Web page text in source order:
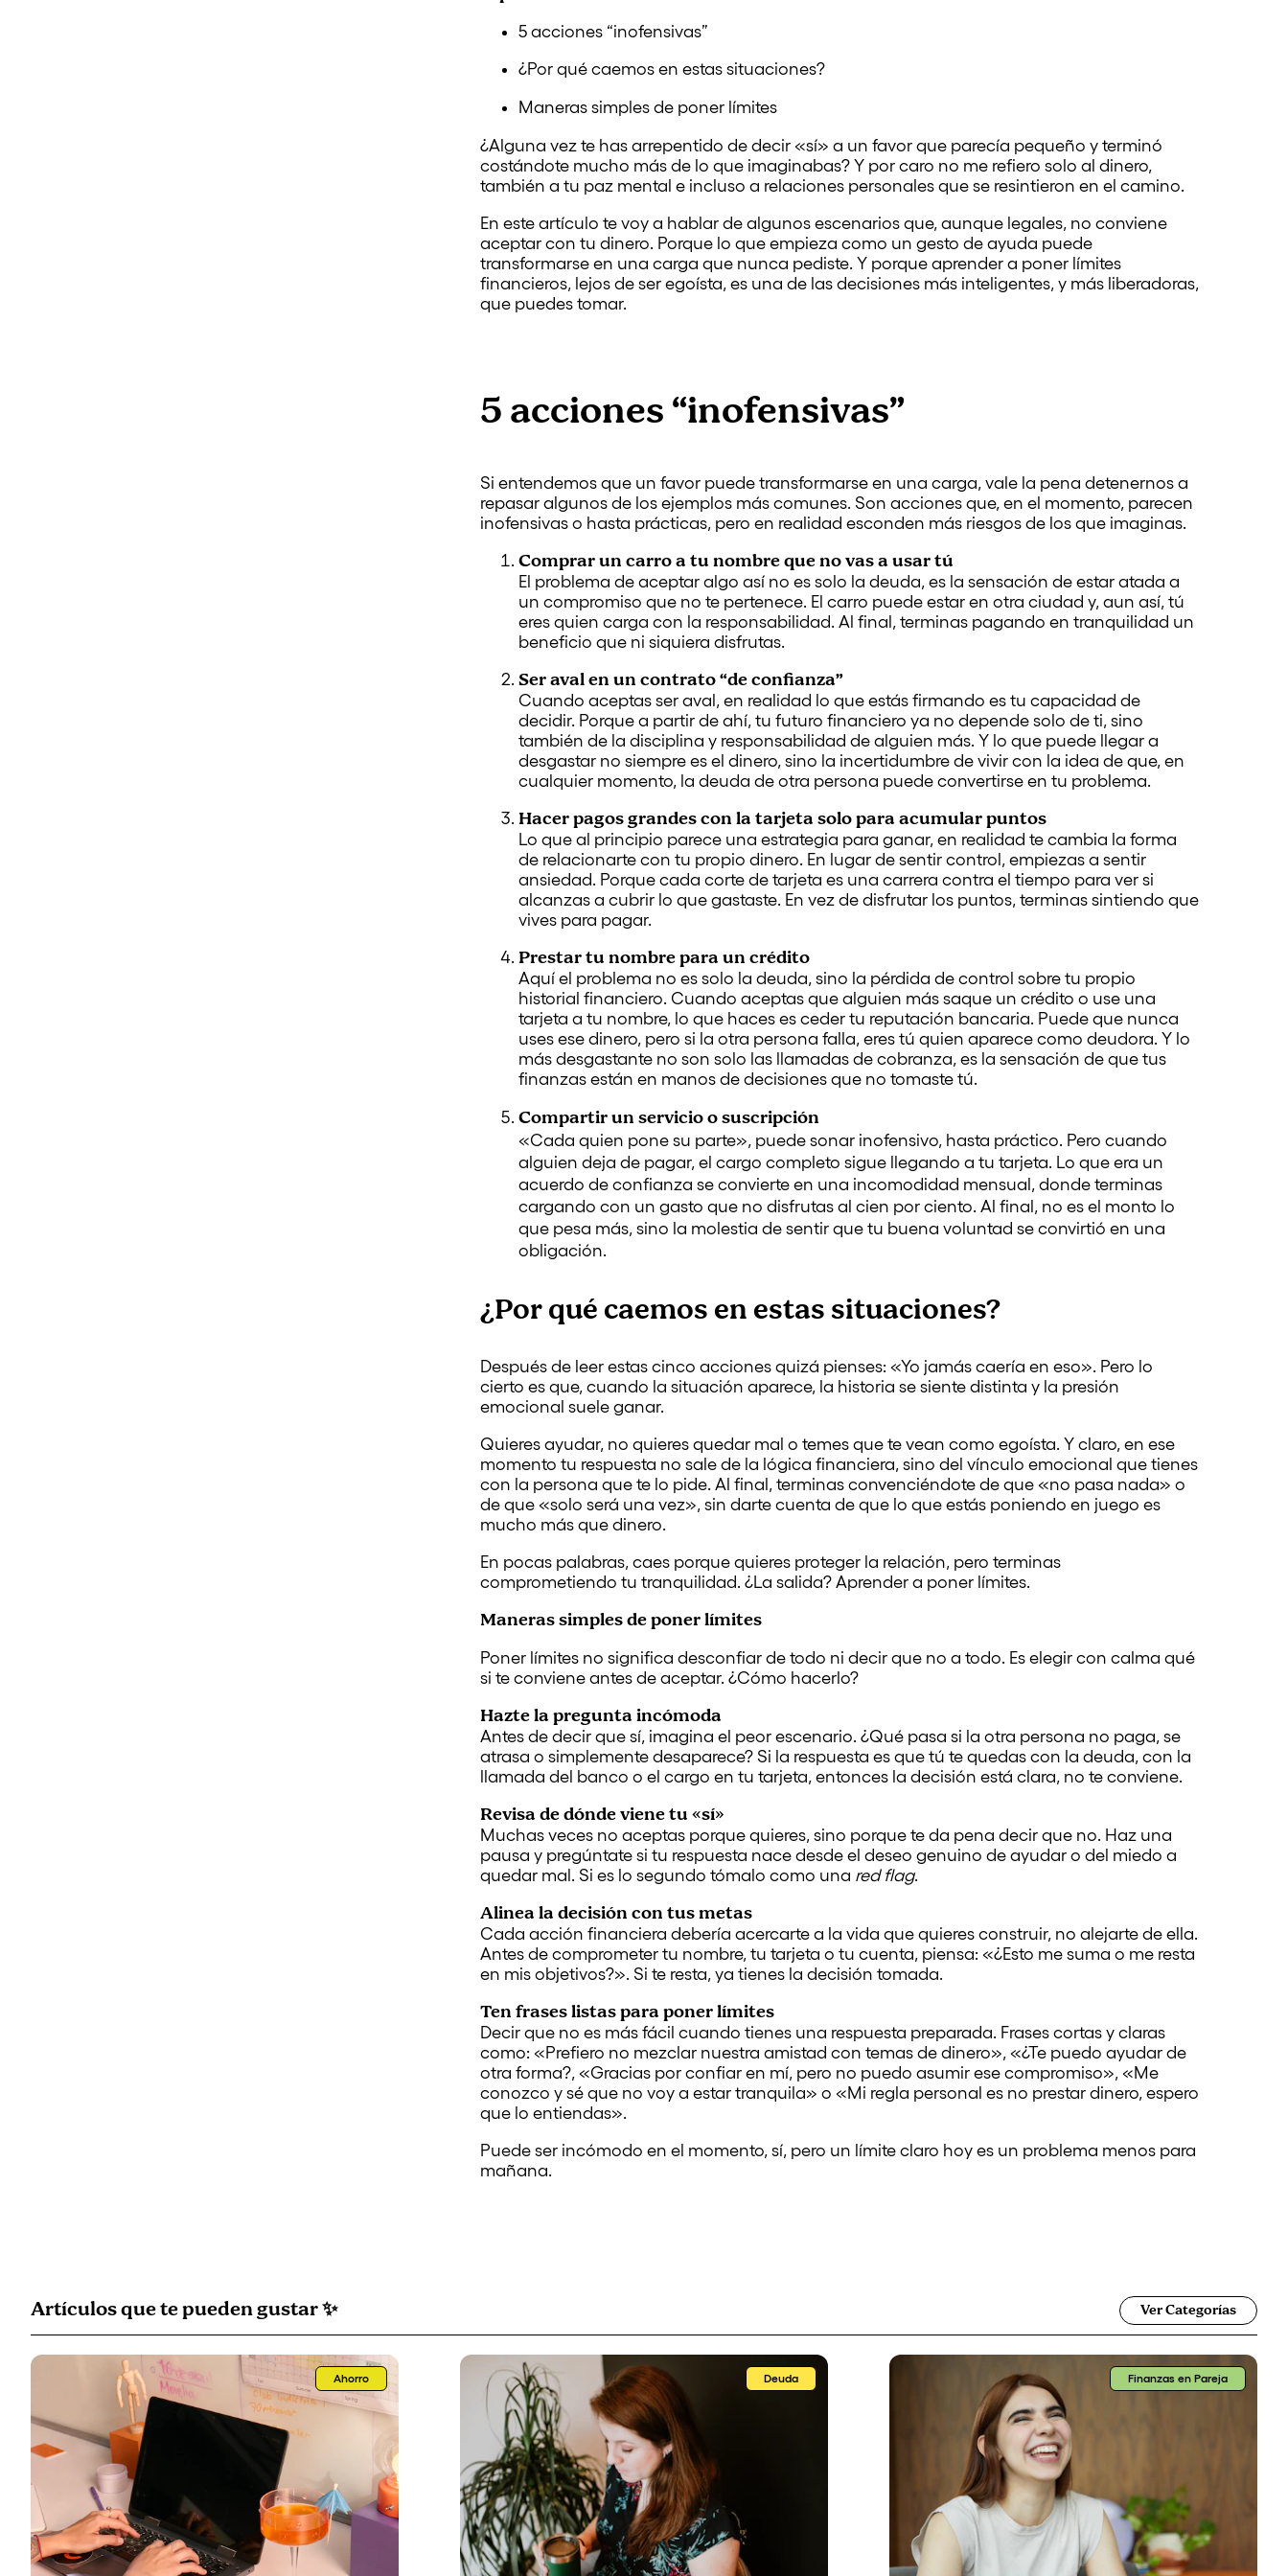
5 acciones “inofensivas”
¿Por qué caemos en estas situaciones?
Maneras simples de poner límites
¿Alguna vez te has arrepentido de decir «sí» a un favor que parecía pequeño y terminó
costándote mucho más de lo que imaginabas? Y por caro no me refiero solo al dinero,
también a tu paz mental e incluso a relaciones personales que se resintieron en el camino.
En este artículo te voy a hablar de algunos escenarios que, aunque legales, no conviene
aceptar con tu dinero. Porque lo que empieza como un gesto de ayuda puede
transformarse en una carga que nunca pediste. Y porque aprender a poner límites
financieros, lejos de ser egoísta, es una de las decisiones más inteligentes, y más liberadoras,
que puedes tomar.
5 acciones “inofensivas”
Si entendemos que un favor puede transformarse en una carga, vale la pena detenernos a
repasar algunos de los ejemplos más comunes. Son acciones que, en el momento, parecen
inofensivas o hasta prácticas, pero en realidad esconden más riesgos de los que imaginas.
Comprar un carro a tu nombre que no vas a usar tú
El problema de aceptar algo así no es solo la deuda, es la sensación de estar atada a
un compromiso que no te pertenece. El carro puede estar en otra ciudad y, aun así, tú
eres quien carga con la responsabilidad. Al final, terminas pagando en tranquilidad un
beneficio que ni siquiera disfrutas.
Ser aval en un contrato “de confianza”
Cuando aceptas ser aval, en realidad lo que estás firmando es tu capacidad de
decidir. Porque a partir de ahí, tu futuro financiero ya no depende solo de ti, sino
también de la disciplina y responsabilidad de alguien más. Y lo que puede llegar a
desgastar no siempre es el dinero, sino la incertidumbre de vivir con la idea de que, en
cualquier momento, la deuda de otra persona puede convertirse en tu problema.
Hacer pagos grandes con la tarjeta solo para acumular puntos
Lo que al principio parece una estrategia para ganar, en realidad te cambia la forma
de relacionarte con tu propio dinero. En lugar de sentir control, empiezas a sentir
ansiedad. Porque cada corte de tarjeta es una carrera contra el tiempo para ver si
alcanzas a cubrir lo que gastaste. En vez de disfrutar los puntos, terminas sintiendo que
vives para pagar.
Prestar tu nombre para un crédito
Aquí el problema no es solo la deuda, sino la pérdida de control sobre tu propio
historial financiero. Cuando aceptas que alguien más saque un crédito o use una
tarjeta a tu nombre, lo que haces es ceder tu reputación bancaria. Puede que nunca
uses ese dinero, pero si la otra persona falla, eres tú quien aparece como deudora. Y lo
más desgastante no son solo las llamadas de cobranza, es la sensación de que tus
finanzas están en manos de decisiones que no tomaste tú.
Compartir un servicio o suscripción
«Cada quien pone su parte», puede sonar inofensivo, hasta práctico. Pero cuando
alguien deja de pagar, el cargo completo sigue llegando a tu tarjeta. Lo que era un
acuerdo de confianza se convierte en una incomodidad mensual, donde terminas
cargando con un gasto que no disfrutas al cien por ciento. Al final, no es el monto lo
que pesa más, sino la molestia de sentir que tu buena voluntad se convirtió en una
obligación.
¿Por qué caemos en estas situaciones?
Después de leer estas cinco acciones quizá pienses: «Yo jamás caería en eso». Pero lo
cierto es que, cuando la situación aparece, la historia se siente distinta y la presión
emocional suele ganar.
Quieres ayudar, no quieres quedar mal o temes que te vean como egoísta. Y claro, en ese
momento tu respuesta no sale de la lógica financiera, sino del vínculo emocional que tienes
con la persona que te lo pide. Al final, terminas convenciéndote de que «no pasa nada» o
de que «solo será una vez», sin darte cuenta de que lo que estás poniendo en juego es
mucho más que dinero.
En pocas palabras, caes porque quieres proteger la relación, pero terminas
comprometiendo tu tranquilidad. ¿La salida? Aprender a poner límites.
Maneras simples de poner límites
Poner límites no significa desconfiar de todo ni decir que no a todo. Es elegir con calma qué
si te conviene antes de aceptar. ¿Cómo hacerlo?
Hazte la pregunta incómoda
Antes de decir que sí, imagina el peor escenario. ¿Qué pasa si la otra persona no paga, se
atrasa o simplemente desaparece? Si la respuesta es que tú te quedas con la deuda, con la
llamada del banco o el cargo en tu tarjeta, entonces la decisión está clara, no te conviene.
Revisa de dónde viene tu «sí»
Muchas veces no aceptas porque quieres, sino porque te da pena decir que no. Haz una
pausa y pregúntate si tu respuesta nace desde el deseo genuino de ayudar o del miedo a
quedar mal. Si es lo segundo tómalo como una red flag.
Alinea la decisión con tus metas
Cada acción financiera debería acercarte a la vida que quieres construir, no alejarte de ella.
Antes de comprometer tu nombre, tu tarjeta o tu cuenta, piensa: «¿Esto me suma o me resta
en mis objetivos?». Si te resta, ya tienes la decisión tomada.
Ten frases listas para poner límites
Decir que no es más fácil cuando tienes una respuesta preparada. Frases cortas y claras
como: «Prefiero no mezclar nuestra amistad con temas de dinero», «¿Te puedo ayudar de
otra forma?, «Gracias por confiar en mí, pero no puedo asumir ese compromiso», «Me
conozco y sé que no voy a estar tranquila» o «Mi regla personal es no prestar dinero, espero
que lo entiendas».
Puede ser incómodo en el momento, sí, pero un límite claro hoy es un problema menos para
mañana.
Artículos quete pueden gustar✨ Ver Categorías
Ahorro Deuda Finanzas en Pareja